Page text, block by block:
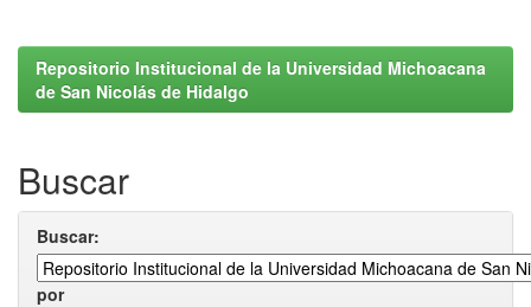
Repositorio Institucional de la Universidad Michoacana
de San Nicolás de Hidalgo
Buscar
Buscar:
por